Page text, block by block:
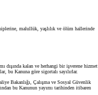
malullük, yaşlılık ve ölüm hallerinde
dışında kalan ve herhangi bir işverene hizmet
bu Kanuna göre sigortalı sayılırlar.
Bakanlığı, Çalışma ve Sosyal Güvenlik
bu Kanunun yayımı tarihinden itibaren